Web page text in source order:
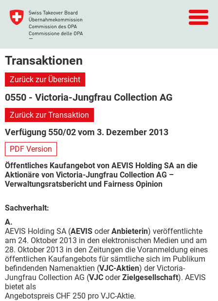
Transaktionen
Zurück zur Übersicht
0550 - Victoria-Jungfrau Collection AG
Zurück zur Transaktion
Verfügung 550/02 vom 3. Dezember 2013
PDF Version
Öffentliches Kaufangebot von AEVIS Holding SA an die
Aktionäre von Victoria-Jungfrau Collection AG –
Verwaltungsratsbericht und Fairness Opinion
Sachverhalt:
A.
AEVIS Holding SA (AEVIS oderAnbieterin) veröffentlichte
am 24. Oktober 2013 in den elektronischen Medien und am
28. Oktober 2013 in den Zeitungen die Voranmeldung eines
öffentlichen Kaufangebots für sämtliche sich im Publikum
befindenden Namenaktien (VJC-Aktien) der Victoria-
Jungfrau Collection AG (VJC oderZielgesellschaft). AEVIS
bietet als
Angebotspreis CHF 250 pro VJC-Aktie.